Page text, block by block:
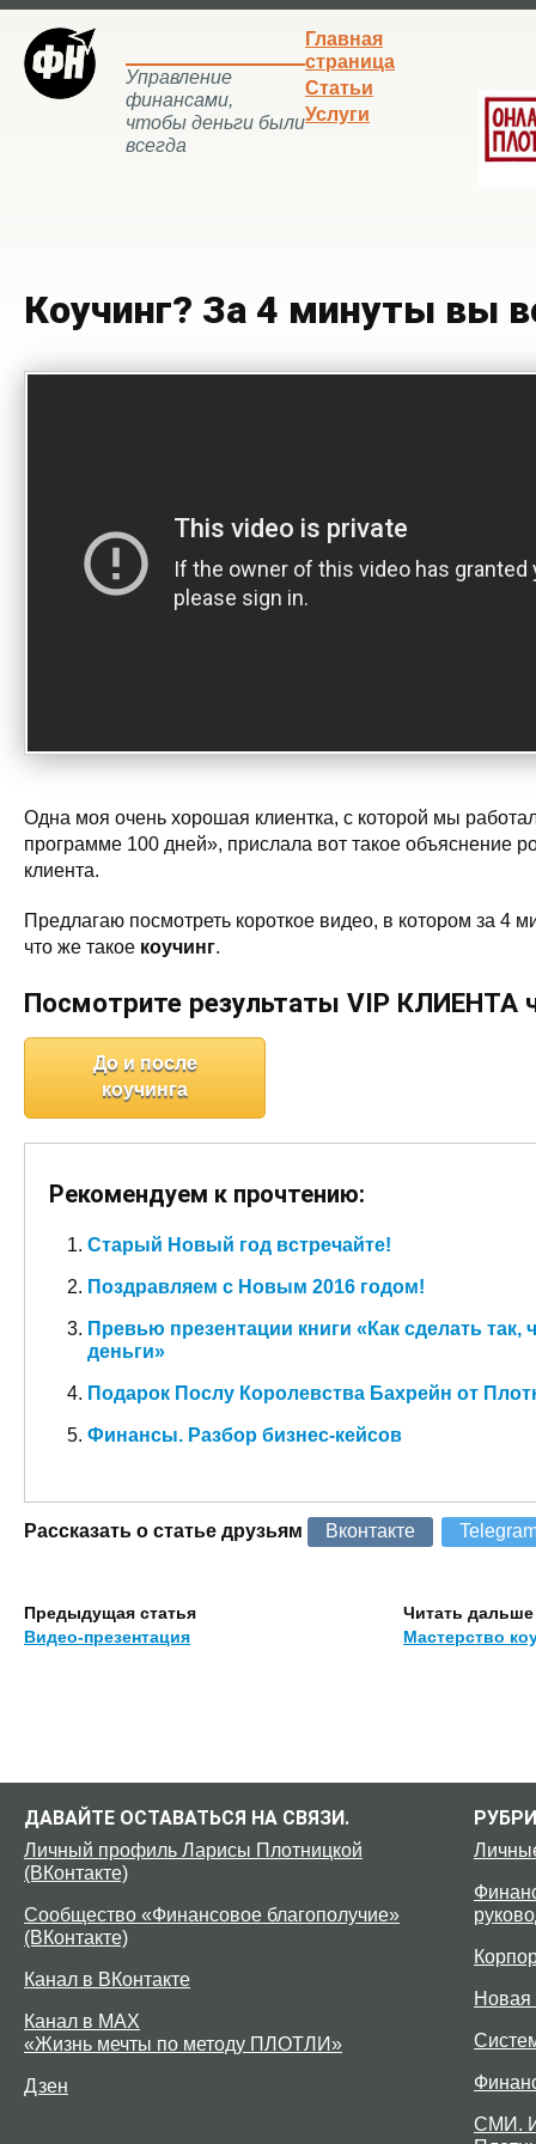
Управление
финансами,
чтобы деньги были
всегда
Главная
страница
Статьи
Услуги
Коучинг? За 4 минуты вы
Одна моя очень хорошая клиентка, с которой мы
программе 100 дней», прислала вот такое объяснение
клиента.
Предлагаю посмотреть короткое видео, в котором за 4
что же такое коучинг.
Посмотрите результаты VIP КЛИЕНТА
До и после
коучинга
Рекомендуем к прочтению:
Старый Новый год встречайте!
Поздравляем с Новым 2016 годом!
Превью презентации книги «Как сделать
деньги»
Подарок Послу Королевства Бахрейн от
Финансы. Разбор бизнес-кейсов
Рассказать о статье друзьям Вконтакте
Предыдущая статья
Видео-презентация
Читать дальше
Мастерство
ДАВАЙТЕ ОСТАВАТЬСЯ НА СВЯЗИ.
Личный профиль Ларисы Плотницкой
(ВКонтакте)
Сообщество «Финансовое благополучие»
(ВКонтакте)
Канал в ВКонтакте
Канал в MAX
«Жизнь мечты по методу ПЛОТЛИ»
Дзен
Новая
СМИ.